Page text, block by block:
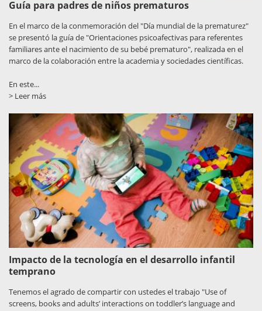
Guía para padres de niños prematuros
En el marco de la conmemoración del "Día mundial de la prematurez"
se presentó la guía de "Orientaciones psicoafectivas para referentes
familiares ante el nacimiento de su bebé prematuro", realizada en el
marco de la colaboración entre la academia y sociedades científicas.
En este...
> Leer más
Impacto de la tecnología en el desarrollo infantil
temprano
Tenemos el agrado de compartir con ustedes el trabajo "Use of
screens, books and adults’ interactions on toddler’s language and